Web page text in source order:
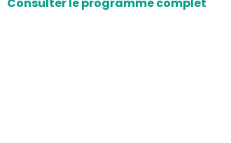
Consulter le programme complet